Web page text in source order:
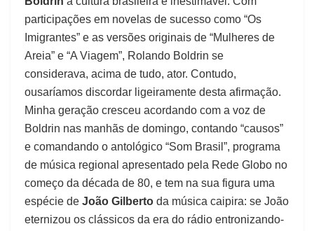
participações em novelas de sucesso como “Os
Imigrantes” e as versões originais de “Mulheres de
Areia” e “A Viagem”, Rolando Boldrin se
considerava, acima de tudo, ator. Contudo,
ousaríamos discordar ligeiramente desta afirmação.
Minha geração cresceu acordando com a voz de
Boldrin nas manhãs de domingo, contando “causos”
e comandando o antológico “Som Brasil”, programa
de música regional apresentado pela Rede Globo no
começo da década de 80, e tem na sua figura uma
espécie de João Gilberto da música caipira: se João
eternizou os clássicos da era do rádio entronizando-